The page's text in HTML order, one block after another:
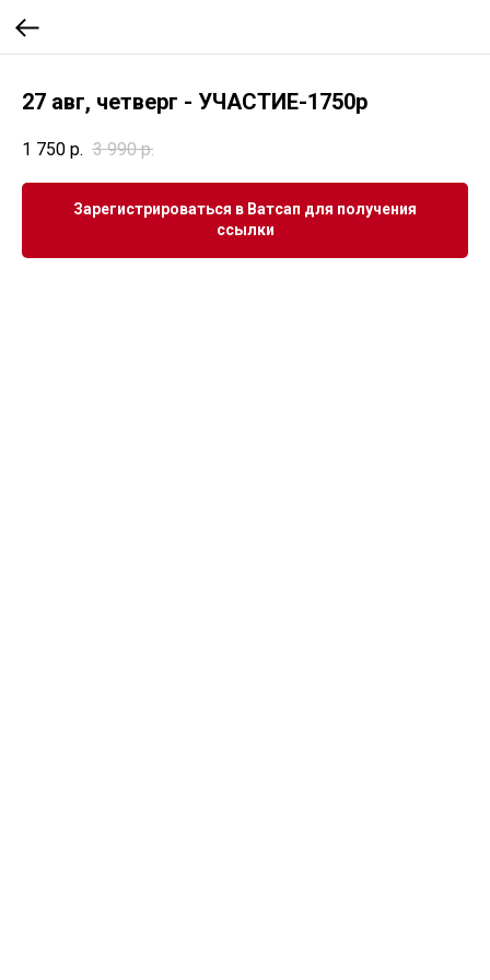
27 авг, четверг - УЧАСТИЕ-1750р
1 750 р. 3 990 р.
Зарегистрироваться в Ватсап для получения
ссылки